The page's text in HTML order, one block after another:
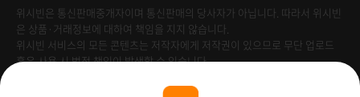
위시빈은 통신판매중개자이며 통신판매의 당사자가 아닙니다. 따라서 위시빈
은 상품·거래정보에 대하여 책임을 지지 않습니다.
위시빈 서비스의 모든 콘텐츠는 저작자에게 저작권이 있으므로 무단 업로드
혹은 사용 시 법적 책임이 발생할 수 있습니다.